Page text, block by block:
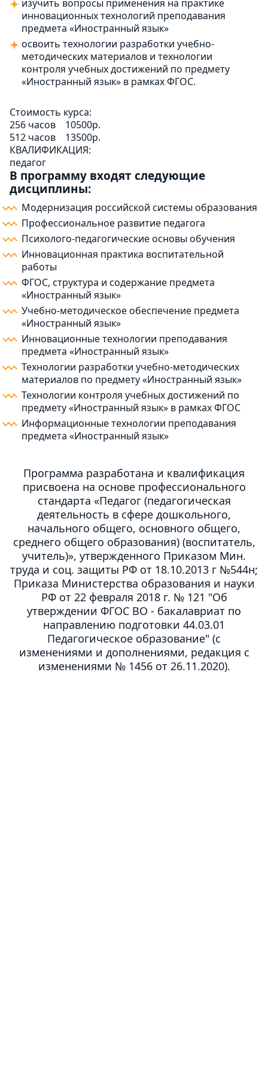
изучить вопросы применения на практике
инновационных технологий преподавания
предмета «Иностранный язык»
освоить технологии разработки учебно-
методических материалов и технологии
контроля учебных достижений по предмету
«Иностранный язык» в рамках ФГОС.
Стоимость курса:
256 часов
10500р.
512 часов
13500р.
КВАЛИФИКАЦИЯ:
педагог
В программу входят следующие
дисциплины:
Модернизация российской системы образования
Профессиональное развитие педагога
Психолого-педагогические основы обучения
Инновационная практика воспитательной
работы
ФГОС, структура и содержание предмета
«Иностранный язык»
Учебно-методическое обеспечение предмета
«Иностранный язык»
Инновационные технологии преподавания
предмета «Иностранный язык»
Технологии разработки учебно-методических
материалов по предмету «Иностранный язык»
Технологии контроля учебных достижений по
предмету «Иностранный язык» в рамках ФГОС
Информационные технологии преподавания
предмета «Иностранный язык»
Программа разработана и квалификация
присвоена на основе профессионального
стандарта «Педагог (педагогическая
деятельность в сфере дошкольного,
начального общего, основного общего,
среднего общего образования) (воспитатель,
учитель)», утвержденного Приказом Мин.
труда и соц. защиты РФ от 18.10.2013 г №544н;
Приказа Министерства образования и науки
РФ от 22 февраля 2018 г. № 121 "Об
утверждении ФГОС ВО - бакалавриат по
направлению подготовки 44.03.01
Педагогическое образование" (с
изменениями и дополнениями, редакция с
изменениями № 1456 от 26.11.2020).